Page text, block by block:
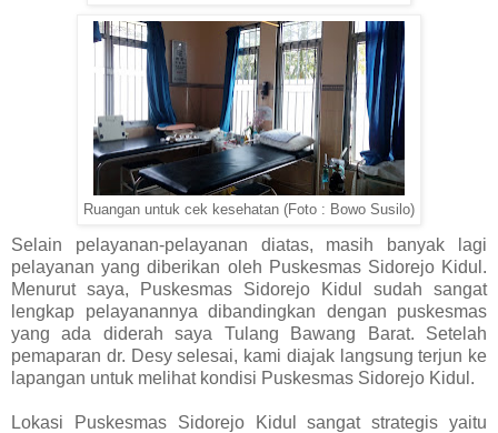
Ruangan untuk cek kesehatan (Foto : Bowo Susilo)
Selain pelayanan-pelayanan diatas, masih banyak lagi
pelayanan yang diberikan oleh Puskesmas Sidorejo Kidul.
Menurut saya, Puskesmas Sidorejo Kidul sudah sangat
lengkap pelayanannya dibandingkan dengan puskesmas
yang ada diderah saya Tulang Bawang Barat. Setelah
pemaparan dr. Desy selesai, kami diajak langsung terjun ke
lapangan untuk melihat kondisi Puskesmas Sidorejo Kidul.
Lokasi Puskesmas Sidorejo Kidul sangat strategis yaitu